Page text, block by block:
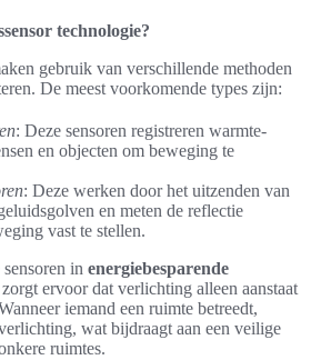
technologie?
gebruik van verschillende methoden
De meest voorkomende types zijn:
: Deze sensoren registreren warmte-
en objecten om beweging te
: Deze werken door het uitzenden van
en meten de reflectie
vast te stellen.
in energiebesparende
zorgt ervoor dat verlichting alleen aanstaat
iemand een ruimte betreedt,
wat bijdraagt aan een veilige
ruimtes.